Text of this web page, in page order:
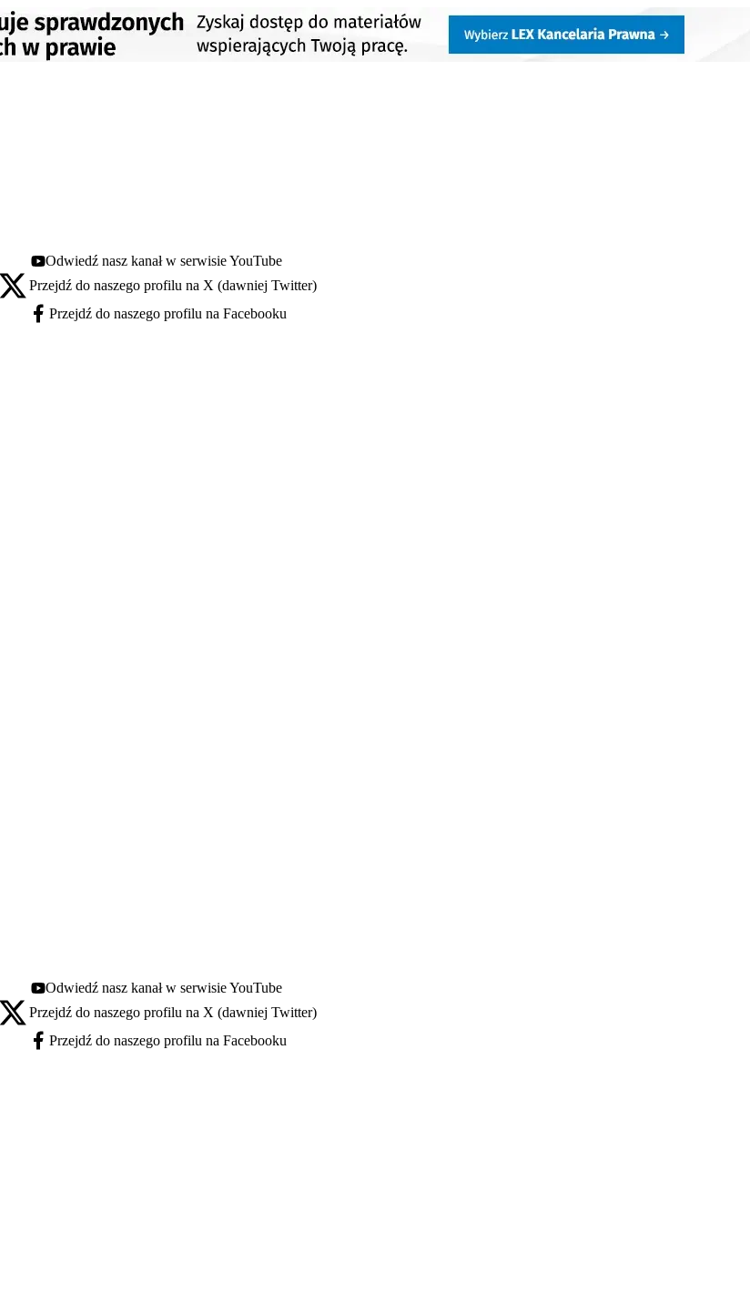
Youtube - otwiera się w nowej karcie
Odwiedź nasz kanał w serwisie YouTube
X - otwiera się w nowej karcie
Przejdź do naszego profilu na X (dawniej Twitter)
Facebook - otwiera się w nowej karcie
Przejdź do naszego profilu na Facebooku
Youtube - otwiera się w nowej karcie
Odwiedź nasz kanał w serwisie YouTube
X - otwiera się w nowej karcie
Przejdź do naszego profilu na X (dawniej Twitter)
Facebook - otwiera się w nowej karcie
Przejdź do naszego profilu na Facebooku